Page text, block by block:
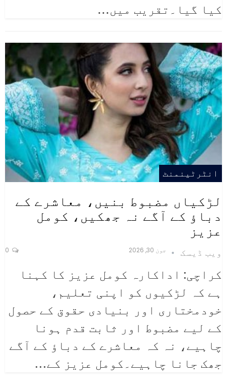
کیا گیا۔تقریب میں…
انٹرٹینمنٹ
لڑکیاں مضبوط بنیں، معاشرے کے
دباؤ کے آگے نہ جھکیں، کومل
عزیز
ویب ڈیسک جون 30, 2026
کراچی: اداکارہ کومل عزیز کا کہنا
ہے کہ لڑکیوں کو اپنی تعلیم،
خودمختاری اور بنیادی حقوق کے حصول
کے لیے مضبوط اور ثابت قدم ہونا
چاہیے، نہ کہ معاشرے کے دباؤ کے آگے
جھک جانا چاہیے۔کومل عزیز کے…